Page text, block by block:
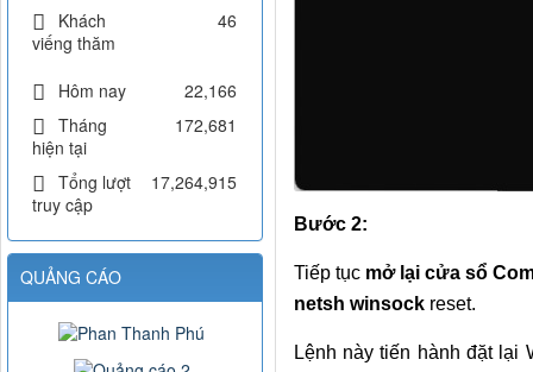
Bước 2:
Tiếp tục mở lại cửa sổ
netsh winsockreset.
Lệnh này tiến hành đặt lại
Khách
viếng thăm
46
Hôm nay
22,166
Tháng
hiện tại
172,681
Tổng lượt
truy cập
17,264,915
QUẢNG CÁO